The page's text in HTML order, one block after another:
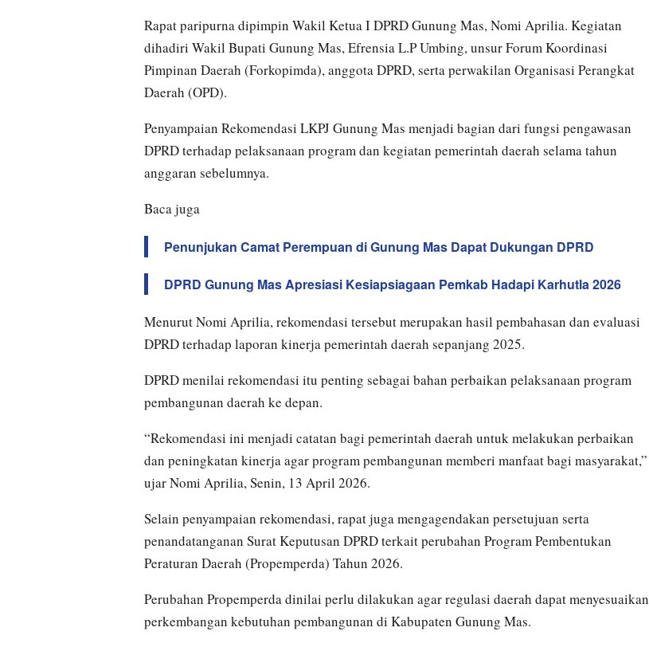
Rapat paripurna dipimpin Wakil Ketua I DPRD Gunung Mas, Nomi Aprilia. Kegiatan
dihadiri Wakil Bupati Gunung Mas, Efrensia L.P Umbing, unsur Forum Koordinasi
Pimpinan Daerah (Forkopimda), anggota DPRD, serta perwakilan Organisasi Perangkat
Daerah (OPD).
Penyampaian Rekomendasi LKPJ Gunung Mas menjadi bagian dari fungsi pengawasan
DPRD terhadap pelaksanaan program dan kegiatan pemerintah daerah selama tahun
anggaran sebelumnya.
Baca juga
Penunjukan Camat Perempuan di Gunung Mas Dapat Dukungan DPRD
DPRD Gunung Mas Apresiasi Kesiapsiagaan Pemkab Hadapi Karhutla 2026
Menurut Nomi Aprilia, rekomendasi tersebut merupakan hasil pembahasan dan evaluasi
DPRD terhadap laporan kinerja pemerintah daerah sepanjang 2025.
DPRD menilai rekomendasi itu penting sebagai bahan perbaikan pelaksanaan program
pembangunan daerah ke depan.
“Rekomendasi ini menjadi catatan bagi pemerintah daerah untuk melakukan perbaikan
dan peningkatan kinerja agar program pembangunan memberi manfaat bagi masyarakat,”
ujar Nomi Aprilia, Senin, 13 April 2026.
Selain penyampaian rekomendasi, rapat juga mengagendakan persetujuan serta
penandatanganan Surat Keputusan DPRD terkait perubahan Program Pembentukan
Peraturan Daerah (Propemperda) Tahun 2026.
Perubahan Propemperda dinilai perlu dilakukan agar regulasi daerah dapat menyesuaikan
perkembangan kebutuhan pembangunan di Kabupaten Gunung Mas.